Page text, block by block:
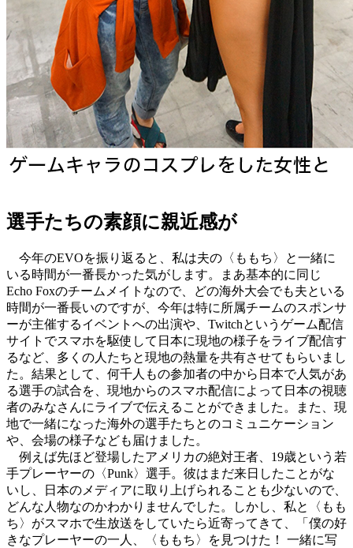
選手たちの素顔に親近感が
今年のEVOを振り返ると、私は夫の〈ももち〉と一緒に
いる時間が一番長かった気がします。まあ基本的に同じ
Echo Foxのチームメイトなので、どの海外大会でも夫といる
時間が一番長いのですが、今年は特に所属チームのスポンサ
ーが主催するイベントへの出演や、Twitchというゲーム配信
サイトでスマホを駆使して日本に現地の様子をライブ配信す
るなど、多くの人たちと現地の熱量を共有させてもらいまし
た。結果として、何千人もの参加者の中から日本で人気があ
る選手の試合を、現地からのスマホ配信によって日本の視聴
者のみなさんにライブで伝えることができました。また、現
地で一緒になった海外の選手たちとのコミュニケーション
や、会場の様子なども届けました。
例えば先ほど登場したアメリカの絶対王者、19歳という若
手プレーヤーの〈Punk〉選手。彼はまだ来日したことがな
いし、日本のメディアに取り上げられることも少ないので、
どんな人物なのかわかりませんでした。しかし、私と〈もも
ち〉がスマホで生放送をしていたら近寄ってきて、「僕の好
きなプレーヤーの一人、〈ももち〉を見つけた！ 一緒に写